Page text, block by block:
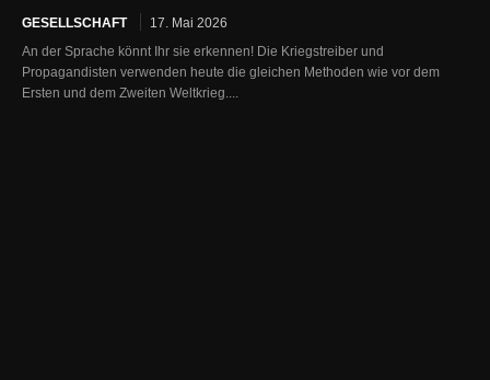
GESELLSCHAFT
17. Mai 2026
An der Sprache könnt Ihr sie erkennen! Die Kriegstreiber und
Propagandisten verwenden heute die gleichen Methoden wie vor dem
Ersten und dem Zweiten Weltkrieg....